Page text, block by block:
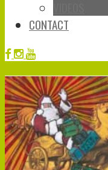
CONTACT